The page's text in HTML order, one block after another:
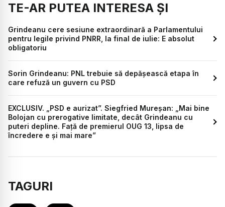
TE-AR PUTEA INTERESA ȘI
Grindeanu cere sesiune extraordinară a Parlamentului
pentru legile privind PNRR, la final de iulie: E absolut
obligatoriu
Sorin Grindeanu: PNL trebuie să depășească etapa în
care refuză un guvern cu PSD
EXCLUSIV. „PSD e aurizat”. Siegfried Mureșan: „Mai bine
Bolojan cu prerogative limitate, decât Grindeanu cu
puteri depline. Față de premierul OUG 13, lipsa de
încredere e și mai mare”
TAGURI